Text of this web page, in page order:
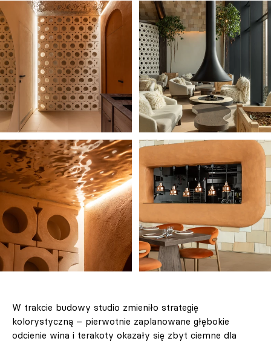
W trakcie budowy studio zmieniło strategię
kolorystyczną – pierwotnie zaplanowane głębokie
odcienie wina i terakoty okazały się zbyt ciemne dla